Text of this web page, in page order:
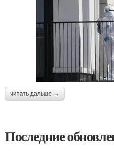
читать дальше →
Последние